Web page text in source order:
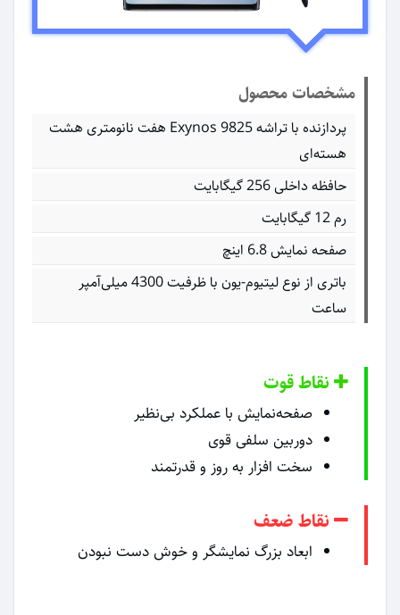
مشخصات محصول
پردازنده با تراشه Exynos 9825 هفت نانومتری هشت
هسته‌ای
حافظه داخلی 256 گیگابایت
رم 12 گیگابایت
صفحه نمایش 6.8 اینچ
باتری از نوع لیتیوم-یون با ظرفیت 4300 میلی‌آمپر
ساعت
نقاط قوت
صفحه‌نمایش با عملکرد بی‌نظیر
دوربین سلفی قوی
سخت افزار به روز و قدرتمند
نقاط ضعف
ابعاد بزرگ نمایشگر و خوش دست نبودن